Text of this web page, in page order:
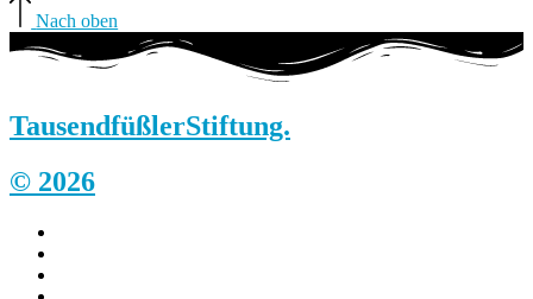
Nach oben
TausendfüßlerStiftung.
© 2026